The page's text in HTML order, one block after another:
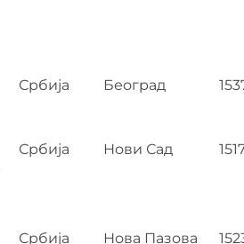
Србија Београд
Србија Нови Сад
Србија Нова Пазова